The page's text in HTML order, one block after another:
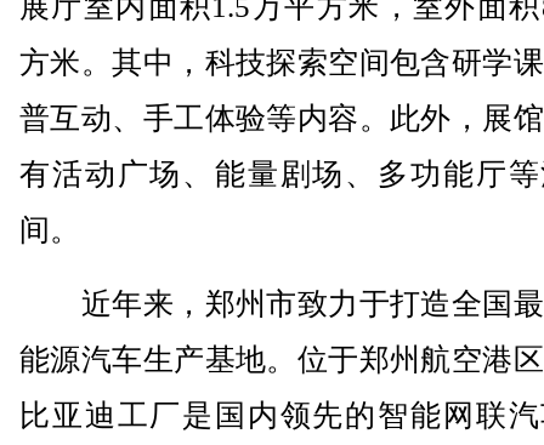
展厅室内面积1.5万平方米，室外面积
方米。其中，科技探索空间包含研学
普互动、手工体验等内容。此外，展
有活动广场、能量剧场、多功能厅
间。
近年来，郑州市致力于打造全国
能源汽车生产基地。位于郑州航空港
比亚迪工厂是国内领先的智能网联